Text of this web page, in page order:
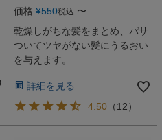
価格 ¥550税込 〜
乾燥しがちな髪をまとめ、パサ
ついてツヤがない髪にうるおい
を与えます。
詳細を見る
4.50 （12）